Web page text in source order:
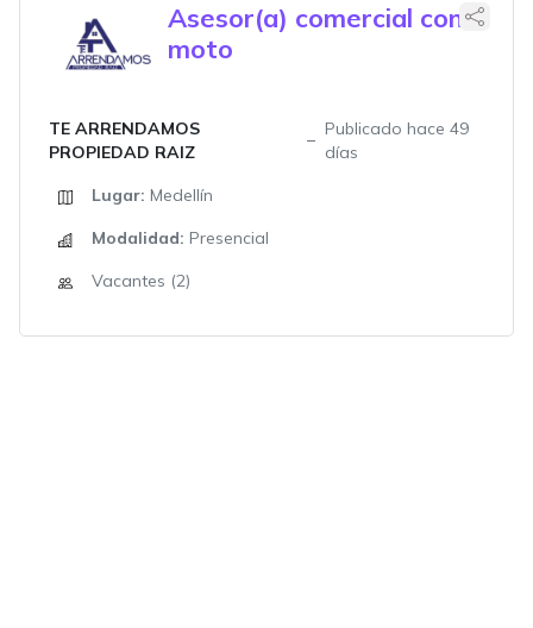
Asesor(a) comercial con
moto
TE ARRENDAMOS
PROPIEDAD RAIZ
Publicado hace 49
días
Lugar: Medellín
Modalidad: Presencial
Vacantes (2)